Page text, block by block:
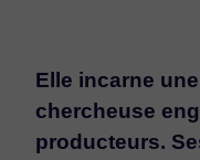
Elle incarne
chercheuse
producteurs.